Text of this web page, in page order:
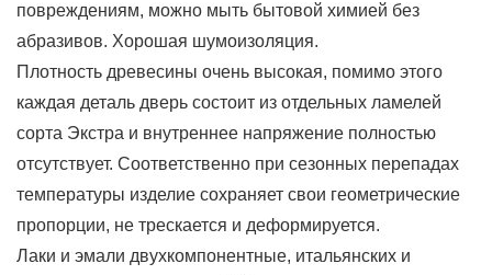
повреждениям, можно мыть бытовой химией без
абразивов. Хорошая шумоизоляция.
Плотность древесины очень высокая, помимо этого
каждая деталь дверь состоит из отдельных ламелей
сорта Экстра и внутреннее напряжение полностью
отсутствует. Соответственно при сезонных перепадах
температуры изделие сохраняет свои геометрические
пропорции, не трескается и деформируется.
Лаки и эмали двухкомпонентные, итальянских и